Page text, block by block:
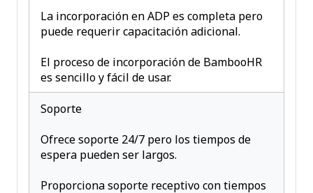
La incorporación en ADP es completa pero
puede requerir capacitación adicional.
El proceso de incorporación de BambooHR
es sencillo y fácil de usar.
Soporte
Ofrece soporte 24/7 pero los tiempos de
espera pueden ser largos.
Proporciona soporte receptivo con tiempos